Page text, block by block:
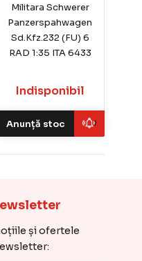
Militara Schwerer
Panzerspahwagen
Sd.Kfz.232 (FU) 6
RAD 1:35 ITA 6433
Indisponibil
Anunță stoc
și ofertele